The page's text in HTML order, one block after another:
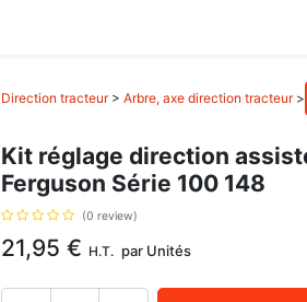
Direction tracteur> Arbre, axe direction tracteur>
Kit réglage direction
Ferguson Série 100 148
(0 review)
21,95 € H.T. par Unités